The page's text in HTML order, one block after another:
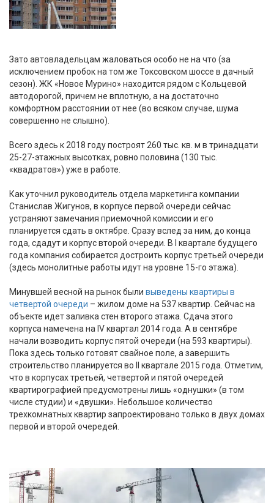
Зато автовладельцам жаловаться особо не на что (за
исключением пробок на том же Токсовском шоссе в дачный
сезон). ЖК «Новое Мурино» находится рядом с Кольцевой
автодорогой, причем не вплотную, а на достаточно
комфортном расстоянии от нее (во всяком случае, шума
совершенно не слышно).
Всего здесь к 2018 году построят 260 тыс. кв. м в тринадцати
25-27-этажных высотках, ровно половина (130 тыс.
«квадратов») уже в работе.
Как уточнил руководитель отдела маркетинга компании
Станислав Жигунов, в корпусе первой очереди сейчас
устраняют замечания приемочной комиссии и его
планируется сдать в октябре. Сразу вслед за ним, до конца
года, сдадут и корпус второй очереди. В I квартале будущего
года компания собирается достроить корпус третьей очереди
(здесь монолитные работы идут на уровне 15-го этажа).
Минувшей весной на рынок были выведены квартиры в
четвертой очереди – жилом доме на 537 квартир. Сейчас на
объекте идет заливка стен второго этажа. Сдача этого
корпуса намечена на IV квартал 2014 года. А в сентябре
начали возводить корпус пятой очереди (на 593 квартиры).
Пока здесь только готовят свайное поле, а завершить
строительство планируется во II квартале 2015 года. Отметим,
что в корпусах третьей, четвертой и пятой очередей
квартирографией предусмотрены лишь «однушки» (в том
числе студии) и «двушки». Небольшое количество
трехкомнатных квартир запроектировано только в двух домах
первой и второй очередей.